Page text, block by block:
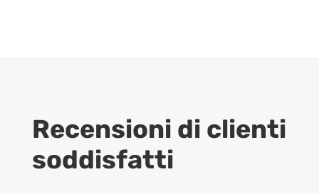
Recensioni di clienti
soddisfatti